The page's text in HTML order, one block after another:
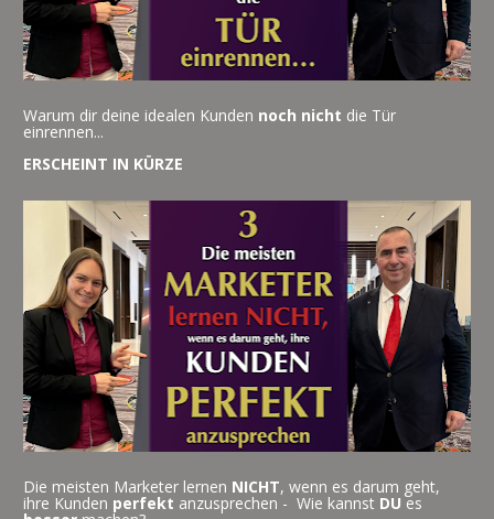
Warum dir deine idealen Kunden noch nicht die Tür
einrennen...
ERSCHEINT IN KÜRZE
Die meisten Marketer lernen NICHT, wenn es darum geht,
ihre Kunden perfekt anzusprechen -  Wie kannst DU